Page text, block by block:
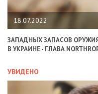
18.07.2022
ЗАПАДНЫХ ЗАПАСОВ
В УКРАИНЕ - ГЛАВА
УВИДЕНО